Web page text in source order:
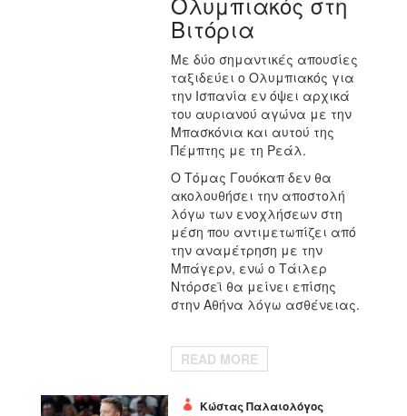
Βιτόρια
Με δύο σημαντικές απουσίες
ταξιδεύει ο Ολυμπιακός για
την Ισπανία εν όψει αρχικά
του αυριανού αγώνα με την
Μπασκόνια και αυτού της
Πέμπτης με τη Ρεάλ.
Ο Τόμας Γουόκαπ δεν θα
ακολουθήσει την αποστολή
λόγω των ενοχλήσεων στη
μέση που αντιμετωπίζει από
την αναμέτρηση με την
Μπάγερν, ενώ ο Τάιλερ
Ντόρσεϊ θα μείνει επίσης
στην Αθήνα λόγω ασθένειας.
READ MORE
Κώστας Παλαιολόγος